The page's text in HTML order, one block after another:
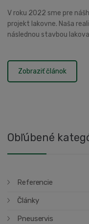
V roku 2022 sme pre
projekt lakovne. Naša
následnou stavbou
Zobraziť článok
Obľúbené
Referencie
Články
Pneuservis